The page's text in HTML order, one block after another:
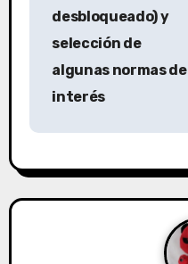
desbloqueado) y
selección de
algunas normas de
interés